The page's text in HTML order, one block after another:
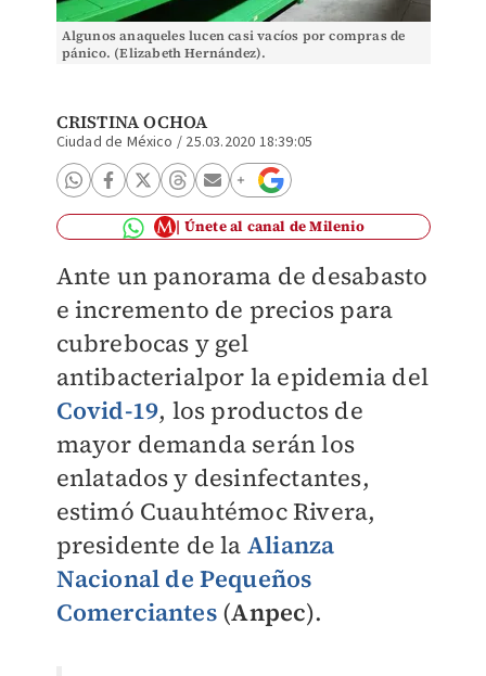
Algunos anaqueles lucen casi vacíos por compras de
pánico. (Elizabeth Hernández).
CRISTINA OCHOA
Ciudad de México / 25.03.2020 18:39:05
Únete al canal de Milenio
Ante un panorama de desabasto
e incremento de precios para
cubrebocas y gel
antibacterialpor la epidemia del
Covid-19, los productos de
mayor demanda serán los
enlatados y desinfectantes,
estimó Cuauhtémoc Rivera,
presidente de la Alianza
Nacional de Pequeños
Comerciantes(Anpec).